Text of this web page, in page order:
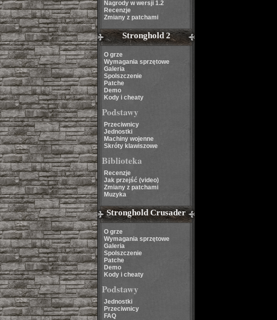
Nagrody w wersji 1.2
Recenzje
Zmiany z patchami
Stronghold 2
O grze
Wymagania sprzętowe
Galeria
Spolszczenie
Patche
Demo
Kody i cheaty
Podstawy
Przeciwnicy
Jednostki
Machiny wojenne
Skróty klawiszowe
Biblioteka
Recenzje
Jak przejść (video)
Zmiany z patchami
Muzyka
Stronghold Crusader
O grze
Wymagania sprzętowe
Galeria
Spolszczenie
Patche
Demo
Kody i cheaty
Podstawy
Jednostki
Przeciwnicy
FAQ